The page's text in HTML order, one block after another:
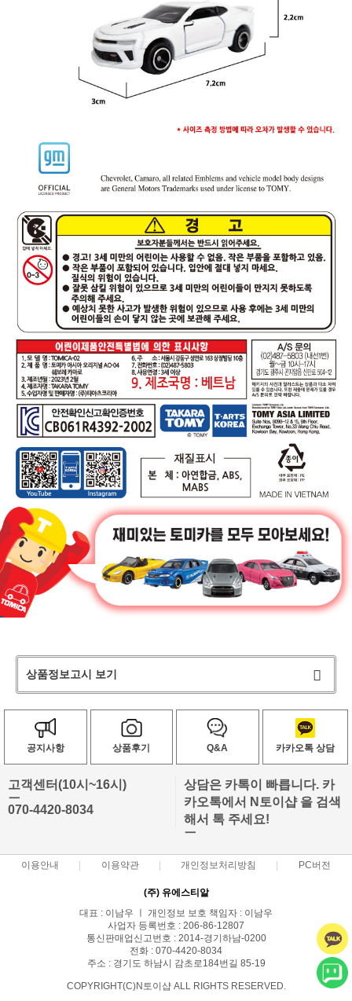
상품정보고시 보기
공지사항 상품후기 Q&A 카카오톡 상담
고객센터(10시~16시)
ㅡ
070-4420-8034
상담은 카톡이 빠릅니다. 카
카오톡에서 N토이샵 을 검색
해서 톡 주세요!
ㅡ
이용안내 이용약관 개인정보처리방침 PC버전
(주) 유에스티알
대표 : 이남우 ㅣ 개인정보 보호 책임자 : 이남우
사업자 등록번호 : 206-86-12807
통신판매업신고번호 : 2014-경기하남-0200
전화 : 070-4420-8034
주소 : 경기도 하남시 감초로184번길 85-19
COPYRIGHT(C)N토이샵 ALL RIGHTS RESERVED.